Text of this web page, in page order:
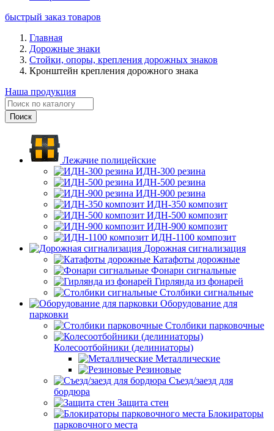
быстрый заказ товаров
Главная
Дорожные знаки
Стойки, опоры, крепления дорожных знаков
Кронштейн крепления дорожного знака
Наша продукция
Лежачие полицейские
ИДН-300 резина
ИДН-500 резина
ИДН-900 резина
ИДН-350 композит
ИДН-500 композит
ИДН-900 композит
ИДН-1100 композит
Дорожная сигнализация
Катафоты дорожные
Фонари сигнальные
Гирлянда из фонарей
Столбики сигнальные
Оборудование для
парковки
Столбики парковочные
Колесоотбойники (делиниаторы)
Металлические
Резиновые
Съезд/заезд для
бордюра
Защита стен
Блокираторы
парковочного места